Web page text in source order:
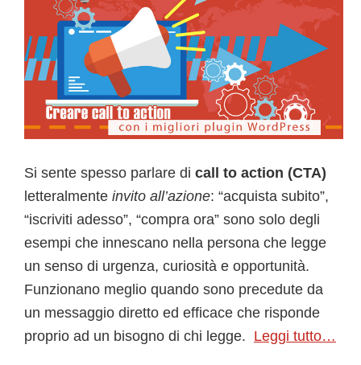
Si sente spesso parlare di call to action (CTA)
letteralmente invito all’azione: “acquista subito”,
“iscriviti adesso”, “compra ora” sono solo degli
esempi che innescano nella persona che legge
un senso di urgenza, curiosità e opportunità.
Funzionano meglio quando sono precedute da
un messaggio diretto ed efficace che risponde
proprio ad un bisogno di chi legge. Leggi tutto…